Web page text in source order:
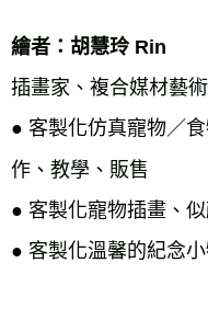
繪者：胡慧玲 Rin
插畫家、複合媒材藝
● 客製化仿真寵物／
作、教學、販售
● 客製化寵物插畫、
● 客製化溫馨的紀念